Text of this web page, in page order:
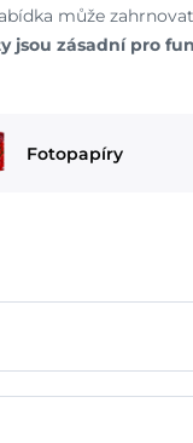
může
jsou zásadní pro
Fotopapíry